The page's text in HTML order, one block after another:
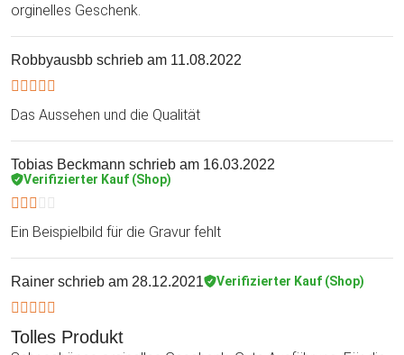
orginelles Geschenk.
Robbyausbb schrieb am 11.08.2022
Das Aussehen und die Qualität
Tobias Beckmann schrieb am 16.03.2022
Verifizierter Kauf (Shop)
Ein Beispielbild für die Gravur fehlt
Rainer schrieb am 28.12.2021 Verifizierter Kauf (Shop)
Tolles Produkt